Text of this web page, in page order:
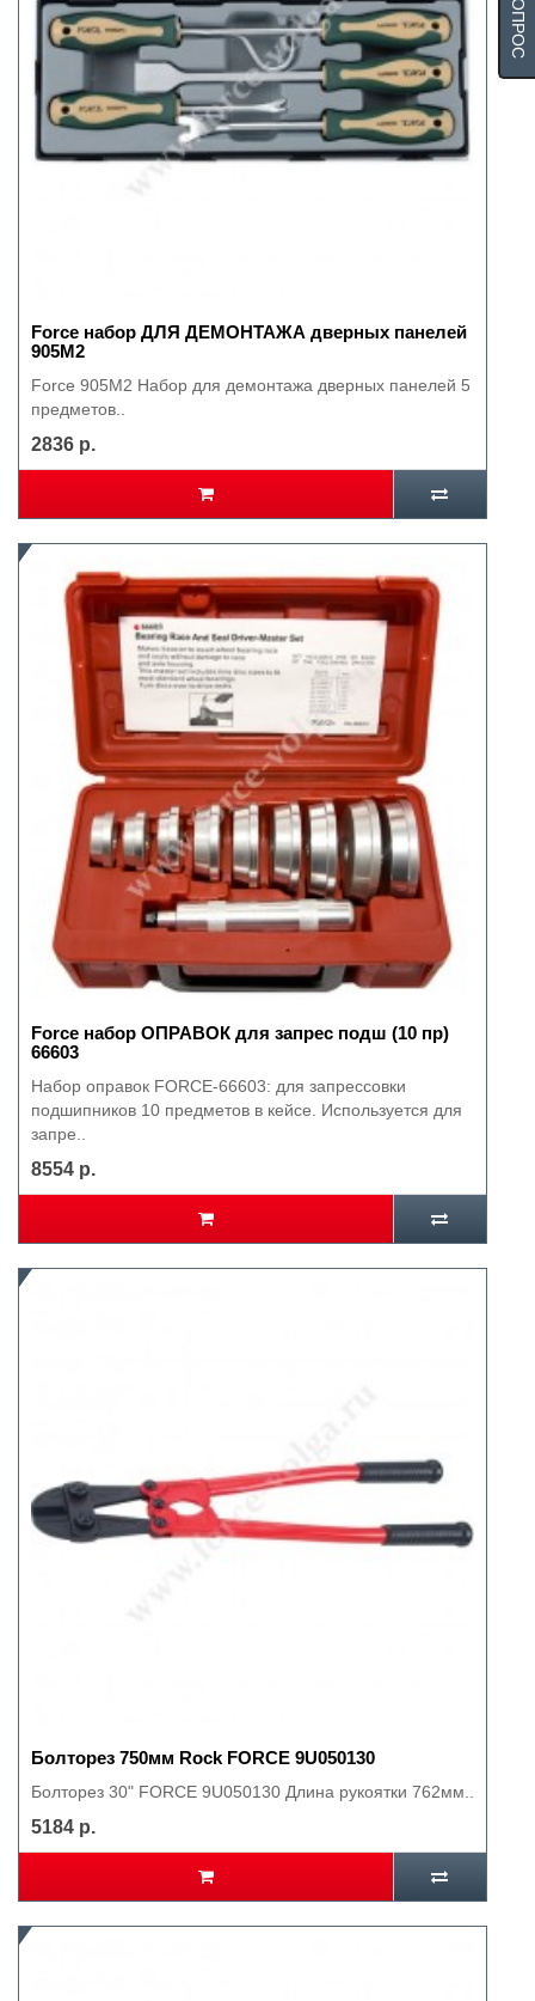
Force набор ДЛЯ ДЕМОНТАЖА дверных панелей
905М2
Force 905M2 Набор для демонтажа дверных панелей 5
предметов..
2836 р.
Force набор ОПРАВОК для запрес подш (10 пр)
66603
Набор оправок FORCE-66603: для запрессовки
подшипников 10 предметов в кейсе. Используется для
запре..
8554 р.
Болторез 750мм Rock FORCE 9U050130
Болторез 30" FORCE 9U050130 Длина рукоятки 762мм..
5184 р.